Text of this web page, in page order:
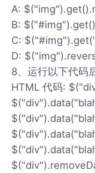
A:
B:
C:
D:
8、运行以下代码
HTML 代码: